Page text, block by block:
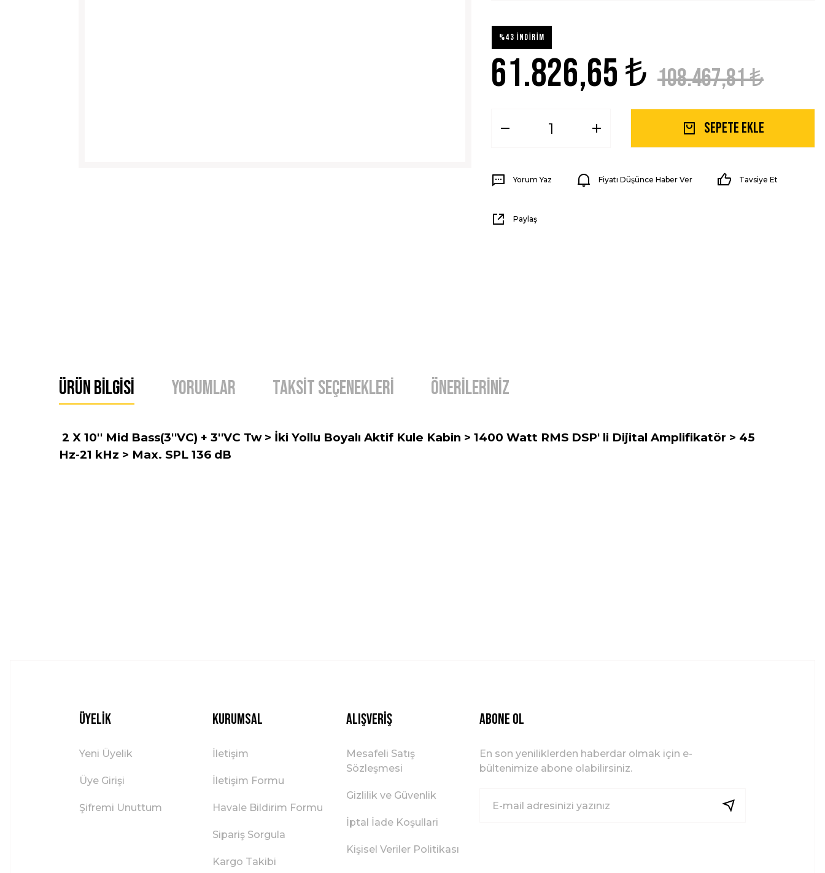
%43 İNDİRİM
61.826,65 ₺ 108.467,81 ₺
Sepete Ekle
Yorum Yaz Fiyatı Düşünce Haber Ver Tavsiye Et
Paylaş
Ürün Bilgisi Yorumlar Taksit Seçenekleri Önerileriniz
2 X 10'' Mid Bass(3''VC) + 3''VC Tw > İki Yollu Boyalı Aktif Kule Kabin > 1400 Watt RMS DSP' li Dijital Amplifikatör > 45
Hz-21 kHz > Max. SPL 136 dB
Üyelik
Yeni Üyelik
Üye Girişi
Şifremi Unuttum
Kurumsal
İletişim
İletişim Formu
Havale Bildirim Formu
Sipariş Sorgula
Kargo Takibi
Alışveriş
Mesafeli Satış
Sözleşmesi
Gizlilik ve Güvenlik
İptal İade Koşullari
Kişisel Veriler Politikası
ABONE OL
En son yeniliklerden haberdar olmak için e-
bültenimize abone olabilirsiniz.